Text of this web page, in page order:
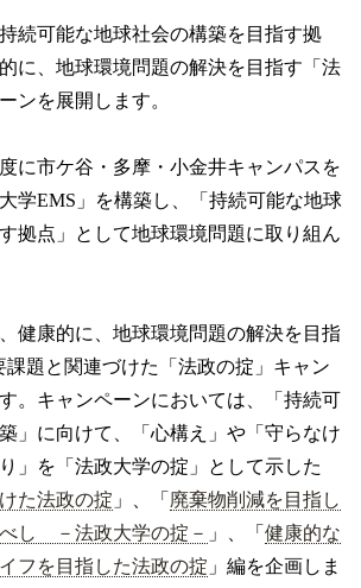
続可能な地球社会の構築を目指す拠
に、地球環境問題の解決を目指す「法
ンを展開します。
に市ケ谷・多摩・小金井キャンパスを
学EMS 」を構築し、「持続可能な地球
拠点」として地球環境問題に取り組ん
健康的に、地球環境問題の解決を目指
課題と関連づけた「法政の掟」キャン
。キャンペーンにおいては、「持続可
」に向けて、「心構え」や「守らなけ
」を「法政大学の掟」として示した
た法政の掟 」、「 廃棄物削減を目指し
し －法政大学の掟－ 」、「 健康的な
フを目指した法政の掟 」編を企画しま